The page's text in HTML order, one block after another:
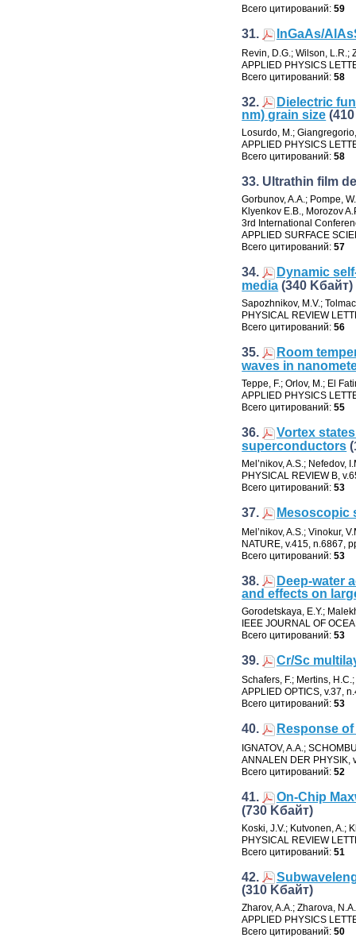
Всего цитирований:59
31. InGaAs/
Revin D.G.; Wilson L.R.;
APPLIED PHYSICS
Всего цитирований:58
32.
Dielectric
nm) grain size
Losurdo, M.; Giangregorio
APPLIED PHYSICS
Всего цитирований:58
33. Ultrathin film
Gorbunov,A.A.; Pompe,
Klyenkov E.B., Morozov
3rd International
APPLIED SURFACE
Всего цитирований:57
34.
Dynamic
media (340 Kбайт)
Sapozhnikov, M.V.;
PHYSICAL REVIEW
Всего цитирований:56
35.
Room
waves in
Teppe, F.; Orlov, M.; El
APPLIED PHYSICS
Всего цитирований:55
36.
Vortex
superconductors
Mel’nikov, A.S.; Nefedov,
PHYSICAL REVIEW B
Всего цитирований:53
37. Mesoscopic
Mel’nikov, A.S.; Vinokur,
NATURE v.415 n.6867
Всего цитирований:53
38.
Deep-water
and effects on
Gorodetskaya, E.Y.;
IEEE JOURNAL OF
Всего цитирований:53
39. Cr/Sc
Schafers, F.; Mertins,
APPLIED OPTICS, v.37,
Всего цитирований:53
40. Response
IGNATOV,A.A.;
ANNALEN DER PHYSIK,
Всего цитирований:52
41.
On-Chip
(730 Kбайт)
Koski J.V.; Kutvonen A.;
PHYSICAL REVIEW
Всего цитирований:51
42.
(310 Kбайт)
Zharov,A.A.; Zharova,
APPLIED PHYSICS
Всего цитирований:50